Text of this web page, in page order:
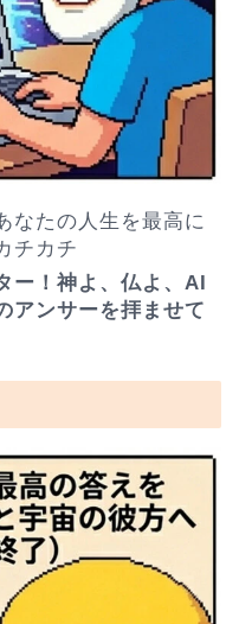
なたの人生を最高に
チカチ
ー！神よ、仏よ、AI
アンサーを拝ませて